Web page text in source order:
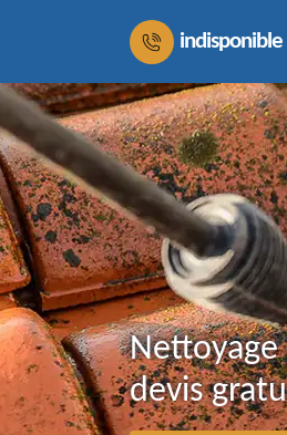
indisponible
Nettoyage
devis